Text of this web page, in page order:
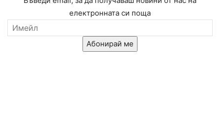
електронната си поща
Абонирай ме